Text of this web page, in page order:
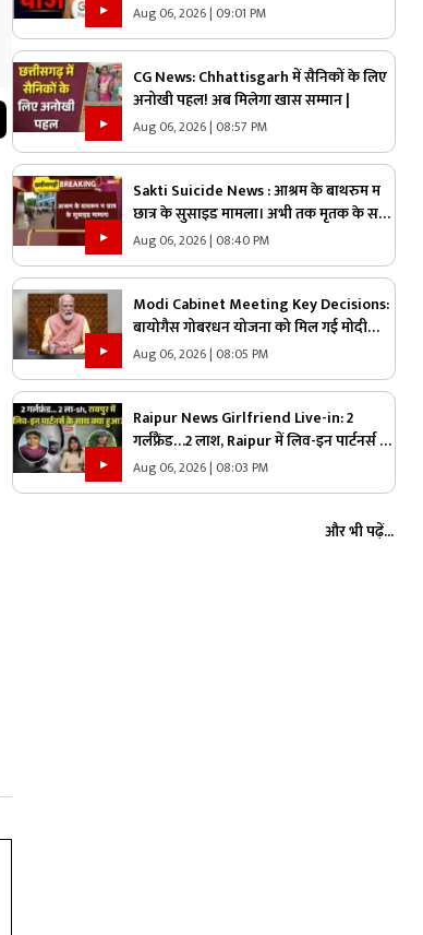
Aug 06, 2026 | 09:01 PM
CG News: Chhattisgarh में सैनिकों के लिए
अनोखी पहल! अब मिलेगा खास सम्मान |
Aug 06, 2026 | 08:57 PM
Sakti Suicide News : आश्रम के बाथरुम म
छात्र के सुसाइड मामला। अभी तक मृतक के सव
परिजन मन नई लीन
Aug 06, 2026 | 08:40 PM
Modi Cabinet Meeting Key Decisions:
बायोगैस गोबरधन योजना को मिल गई मोदी
सरकार की मंजूरी.. कैबिनेट का बड़ा फैसला, जानें
इस स्कीम पर कितना होगा खर्च
Aug 06, 2026 | 08:05 PM
Raipur News Girlfriend Live-in: 2
गर्लफ्रैंड…2 लाश, Raipur में लिव-इन पार्टनर्स के
साथ क्या हुआ?
Aug 06, 2026 | 08:03 PM
और भी पढ़ें...